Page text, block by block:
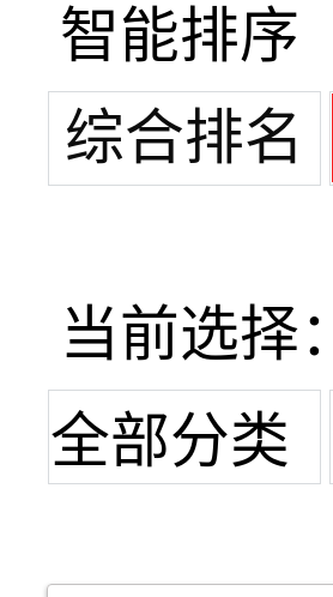
智能排序
综合排名
当前选择：
全部分类